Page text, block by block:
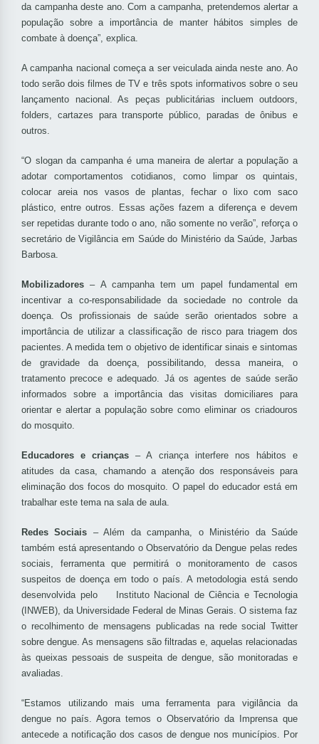
da campanha deste ano. Com a campanha, pretendemos alertar a
população sobre a importância de manter hábitos simples de
combate à doença”, explica.
A campanha nacional começa a ser veiculada ainda neste ano. Ao
todo serão dois filmes de TV e três spots informativos sobre o seu
lançamento nacional. As peças publicitárias incluem outdoors,
folders, cartazes para transporte público, paradas de ônibus e
outros.
“O slogan da campanha é uma maneira de alertar a população a
adotar comportamentos cotidianos, como limpar os quintais,
colocar areia nos vasos de plantas, fechar o lixo com saco
plástico, entre outros. Essas ações fazem a diferença e devem
ser repetidas durante todo o ano, não somente no verão”, reforça o
secretário de Vigilância em Saúde do Ministério da Saúde, Jarbas
Barbosa.
Mobilizadores– A campanha tem um papel fundamental em
incentivar a co-responsabilidade da sociedade no controle da
doença. Os profissionais de saúde serão orientados sobre a
importância de utilizar a classificação de risco para triagem dos
pacientes. A medida tem o objetivo de identificar sinais e sintomas
de gravidade da doença, possibilitando, dessa maneira, o
tratamento precoce e adequado. Já os agentes de saúde serão
informados sobre a importância das visitas domiciliares para
orientar e alertar a população sobre como eliminar os criadouros
do mosquito.
Educadores e crianças– A criança interfere nos hábitos e
atitudes da casa, chamando a atenção dos responsáveis para
eliminação dos focos do mosquito. O papel do educador está em
trabalhar este tema na sala de aula.
Redes Sociais – Além da campanha, o Ministério da Saúde
também está apresentando o Observatório da Dengue pelas redes
sociais, ferramenta que permitirá o monitoramento de casos
suspeitos de doença em todo o país. A metodologia está sendo
desenvolvida pelo Instituto Nacional de Ciência e Tecnologia
(INWEB), da Universidade Federal de Minas Gerais. O sistema faz
o recolhimento de mensagens publicadas na rede social Twitter
sobre dengue. As mensagens são filtradas e, aquelas relacionadas
às queixas pessoais de suspeita de dengue, são monitoradas e
avaliadas.
“Estamos utilizando mais uma ferramenta para vigilância da
dengue no país. Agora temos o Observatório da Imprensa que
antecede a notificação dos casos de dengue nos municípios. Por